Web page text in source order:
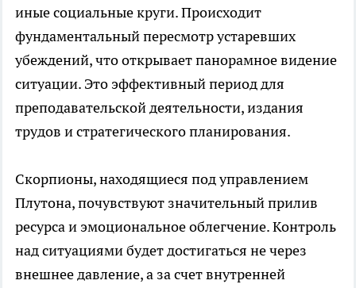
иные социальные круги. Происходит
фундаментальный пересмотр устаревших
убеждений, что открывает панорамное видение
ситуации. Это эффективный период для
преподавательской деятельности, издания
трудов и стратегического планирования.
Скорпионы, находящиеся под управлением
Плутона, почувствуют значительный прилив
ресурса и эмоциональное облегчение. Контроль
над ситуациями будет достигаться не через
внешнее давление, а за счет внутренней